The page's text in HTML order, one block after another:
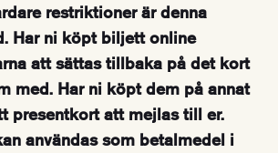
restriktioner är denna
Har ni köpt biljett online
att sättas tillbaka på det kort
med. Har ni köpt dem på annat
presentkort att mejlas till er.
användas som betalmedel i